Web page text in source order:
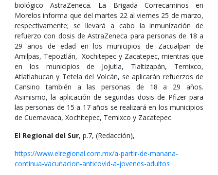
biológico AstraZeneca. La Brigada Correcaminos en
Morelos informa que del martes 22 al viernes 25 de marzo,
respectivamente; se llevará a cabo la inmunización de
refuerzo con dosis de AstraZeneca para personas de 18 a
29 años de edad en los municipios de Zacualpan de
Amilpas, Tepoztlán, Xochitepec y Zacatepec, mientras que
en los municipios de Jojutla, Tlaltizapán, Temixco,
Atlatlahucan y Tetela del Volcán, se aplicarán refuerzos de
Cansino también a las personas de 18 a 29 años.
Asimismo, la aplicación de segundas dosis de Pfizer para
las personas de 15 a 17 años se realizará en los municipios
de Cuernavaca, Xochitepec, Temixco y Zacatepec.
El Regional del Sur, p.7, (Redacción),
https://www.elregional.com.mx/a-partir-de-manana-
continua-vacunacion-anticovid-a-jovenes-adultos